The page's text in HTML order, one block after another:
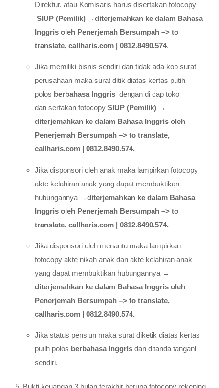
Direktur, atau Komisaris harus disertakan fotocopy
SIUP (Pemilik) →diterjemahkan ke dalam Bahasa
Inggris oleh Penerjemah Bersumpah –> to
translate, callharis.com | 0812.8490.574.
Jika memiliki bisnis sendiri dan tidak ada kop surat
perusahaan maka surat ditik diatas kertas putih
polos berbahasa Inggris dengan di cap toko
dan sertakan fotocopySIUP (Pemilik) →
diterjemahkan ke dalam Bahasa Inggris oleh
Penerjemah Bersumpah –> to translate,
callharis.com | 0812.8490.574.
Jika disponsori oleh anak maka lampirkan fotocopy
akte kelahiran anak yang dapat membuktikan
hubungannya →diterjemahkan ke dalam Bahasa
Inggris oleh Penerjemah Bersumpah –> to
translate, callharis.com | 0812.8490.574.
Jika disponsori oleh menantu maka lampirkan
fotocopy akte nikah anak dan akte kelahiran anak
yang dapat membuktikan hubungannya →
diterjemahkan ke dalam Bahasa Inggris oleh
Penerjemah Bersumpah –> to translate,
callharis.com | 0812.8490.574.
Jika status pensiun maka surat diketik diatas kertas
putih polos berbahasa Inggris dan ditanda tangani
sendiri.